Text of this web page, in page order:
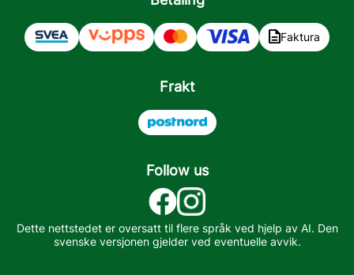
Faktura
Frakt
Follow us
Dette nettstedet er oversatt til flere språk ved hjelp av AI. Den
svenske versjonen gjelder ved eventuelle avvik.